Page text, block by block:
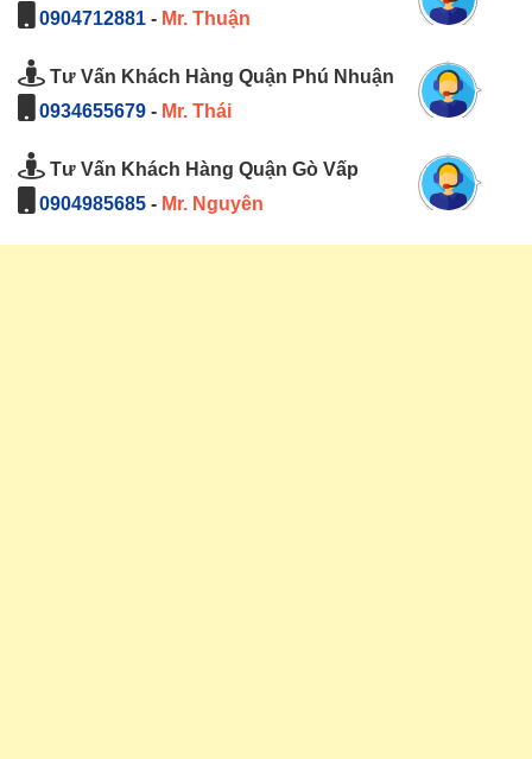
0904712881 - Mr. Thuận
Tư Vấn Khách Hàng Quận Phú Nhuận
0934655679 - Mr. Thái
Tư Vấn Khách Hàng Quận Gò Vấp
0904985685 - Mr. Nguyên